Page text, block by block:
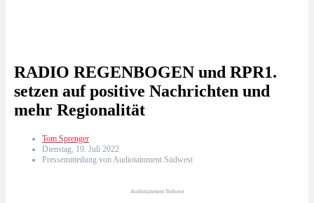
RADIO REGENBOGEN und RPR1.
setzen auf positive Nachrichten und
mehr Regionalität
Tom Sprenger
Dienstag, 19. Juli 2022
Pressemitteilung von Audiotainment Südwest
Audiotainment Südwest